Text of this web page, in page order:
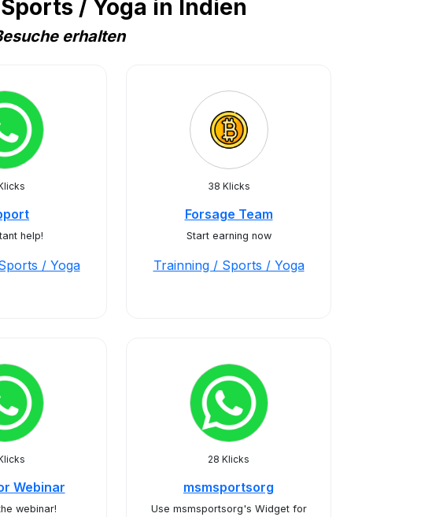
/ Yoga in Indien
erhalten
help!
/ Yoga
38 Klicks
Forsage Team
Start earning now
Trainning / Sports / Yoga
Webinar
webinar!
28 Klicks
msmsportsorg
Use msmsportsorg's Widget for